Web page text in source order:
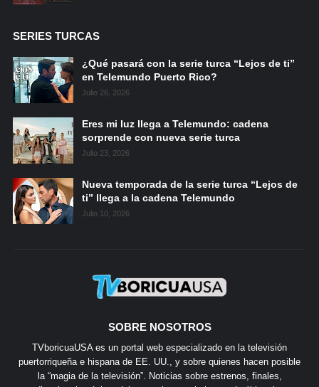
SERIES TURCAS
¿Qué pasará con la serie turca “Lejos de ti”
en Telemundo Puerto Rico?
Julio 26, 2026
Eres mi luz llega a Telemundo: cadena
sorprende con nueva serie turca
Julio 23, 2026
Nueva temporada de la serie turca “Lejos de
ti” llega a la cadena Telemundo
Julio 10, 2026
SOBRE NOSOTROS
TVboricuaUSA es un portal web especializado en la televisión
puertorriqueña e hispana de EE. UU., y sobre quienes hacen posible
la “magia de la televisión”. Noticias sobre estrenos, finales,